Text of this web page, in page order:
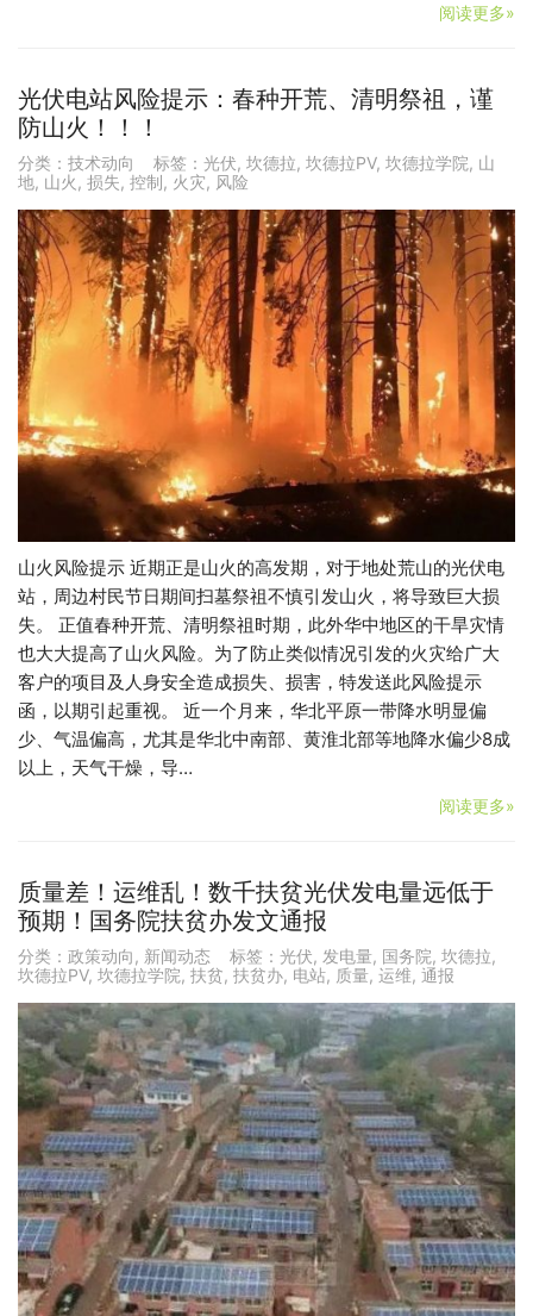
阅读更多»
光伏电站风险提示：春种开荒、清明祭祖，谨
防山火！！！
分类： 技术动向 标签： 光伏, 坎德拉, 坎德拉PV, 坎德拉学院, 山
地, 山火 , 损失, 控制, 火灾, 风险
山火风险提示 近期正是山火的高发期，对于地处荒山的光伏电
站，周边村民节日期间扫墓祭祖不慎引发山火，将导致巨大损
失。 正值春种开荒、清明祭祖时期，此外华中地区的干旱灾情
也大大提高了山火风险。为了防止类似情况引发的火灾给广大
客户的项目及人身安全造成损失、损害，特发送此风险提示
函，以期引起重视。 近一个月来，华北平原一带降水明显偏
少、气温偏高，尤其是华北中南部、黄淮北部等地降水偏少8成
以上，天气干燥，导…
阅读更多»
质量差！运维乱！数千扶贫光伏发电量远低于
预期！国务院扶贫办发文通报
分类： 政策动向 , 新闻动态 标签： 光伏, 发电量, 国务院, 坎德拉,
坎德拉PV, 坎德拉学院, 扶贫, 扶贫办, 电站, 质量, 运维, 通报